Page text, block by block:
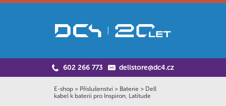
602 266 773 dellstore@dc4.cz
E-shop > Příslušenství > Baterie > Dell
kabel k baterii pro Inspiron, Latitude